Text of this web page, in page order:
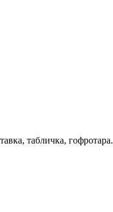
табличка, гофротара.